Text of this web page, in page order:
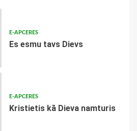
E-APCERES
Es esmu tavs Dievs
E-APCERES
Kristietis kā Dieva namturis